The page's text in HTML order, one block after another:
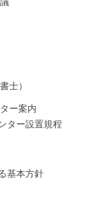
士）
ー案内
ター設置規程
基本方針